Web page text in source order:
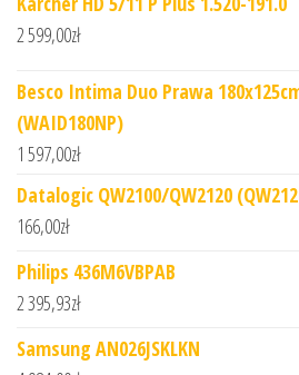
2 599,00zł
Besco Intima Duo Prawa
(WAID180NP)
1 597,00zł
Datalogic QW2100/QW2120
166,00zł
Philips 436M6VBPAB
2 395,93zł
Samsung AN026JSKLKN